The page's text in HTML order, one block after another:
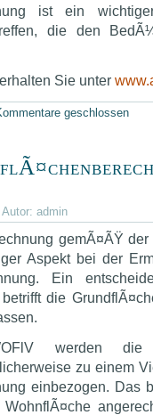
ist ein
die den
Sie unter
geschlossen
admin
gemÃ¤ÃŸ
Aspekt bei der
Ein
die
werden die
zu einem
einbezogen. Das